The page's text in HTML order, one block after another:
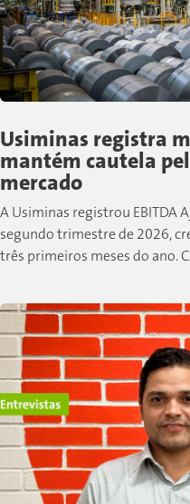
Usiminas registra
mantém cautela
mercado
A Usiminas registrou EBITDA
segundo trimestre de 2026,
três primeiros meses do ano.